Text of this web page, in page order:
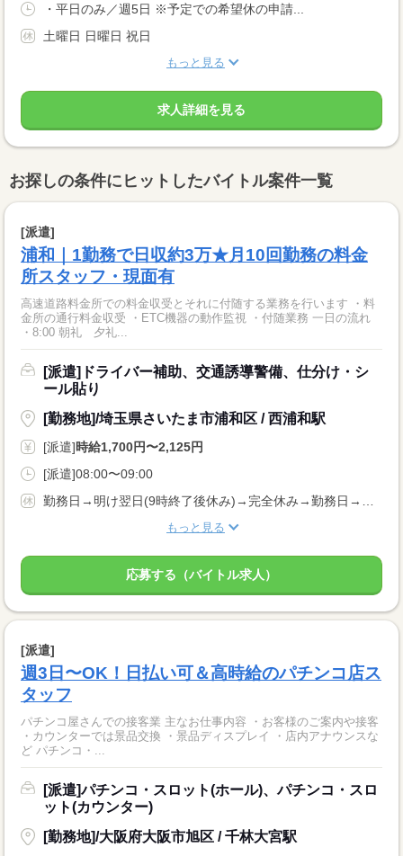
・平日のみ／週5日 ※予定での希望休の申請...
土曜日 日曜日 祝日
もっと見る
求人詳細を見る
お探しの条件にヒットしたバイトル案件一覧
[派遣]
浦和｜1勤務で日収約3万★月10回勤務の料金
所スタッフ・現面有
高速道路料金所での料金収受とそれに付随する業務を行います ・料
金所の通行料金収受 ・ETC機器の動作監視 ・付随業務 一日の流れ
・8:00 朝礼 夕礼...
[派遣]ドライバー補助、交通誘導警備、仕分け・シ
ール貼り
[勤務地]/埼玉県さいたま市浦和区 / 西浦和駅
[派遣]時給1,700円〜2,125円
[派遣]08:00〜09:00
もっと見る
応募する（バイトル求人）
[派遣]
週3日〜OK！日払い可＆高時給のパチンコ店ス
タッフ
パチンコ屋さんでの接客業 主なお仕事内容 ・お客様のご案内や接客
・カウンターでは景品交換 ・景品ディスプレイ ・店内アナウンスな
ど パチンコ・...
[派遣]パチンコ・スロット(ホール)、パチンコ・スロ
ット(カウンター)
[勤務地]/大阪府大阪市旭区 / 千林大宮駅